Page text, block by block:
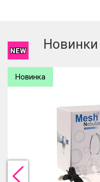
Новинки
Новинка